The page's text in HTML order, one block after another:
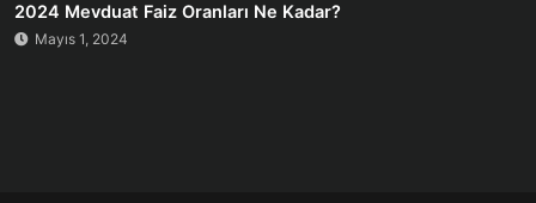
2024 Mevduat Faiz Oranları Ne Kadar?
Mayıs 1, 2024